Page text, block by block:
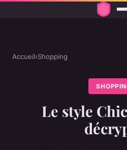
Accueil›Shopping
Le style